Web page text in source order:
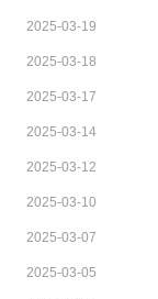
2025-03-19
2025-03-18
2025-03-17
2025-03-14
2025-03-12
2025-03-10
2025-03-07
2025-03-05